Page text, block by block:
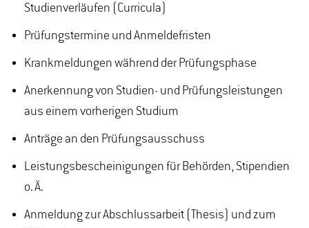
Studienverläufen (Curricula)
Prüfungstermine und Anmeldefristen
Krankmeldungen während der Prüfungsphase
Anerkennung von Studien- und Prüfungsleistungen
aus einem vorherigen Studium
Anträge an den Prüfungsausschuss
Leistungsbescheinigungen für Behörden, Stipendien
o. Ä.
Anmeldung zur Abschlussarbeit (Thesis) und zum